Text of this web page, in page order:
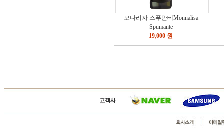
모나리자 스푸만테Monnalisa
Spumante
19,000 원